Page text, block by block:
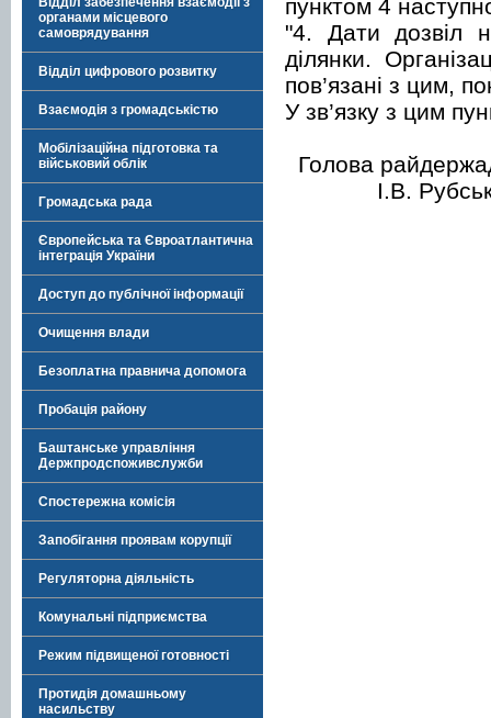
органами місцевого
самоврядування
Відділ цифрового розвитку
Взаємодія з громадськістю
Мобілізаційна підготовка та
військовий облік
Громадська рада
Європейська та Євроатлантична
інтеграція України
Доступ до публічної інформації
Очищення влади
Безоплатна правнича допомога
Пробація району
Баштанське управління
Держпродспоживслужби
Спостережна комісія
Запобігання проявам корупції
Регуляторна діяльність
Комунальні підприємства
Режим підвищеної готовності
Протидія домашньому
насильству
пунктом 4
"4. Дати дозвіл
ділянки.
пов’язані з цим,
У зв’язку з цим
Голова
І.В.